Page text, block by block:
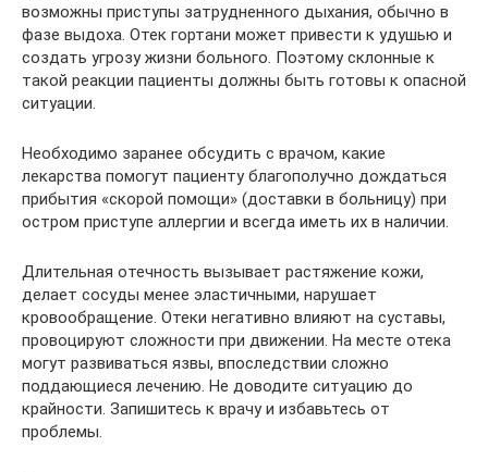
возможны приступы затрудненного дыхания, обычно в
фазе выдоха. Отек гортани может привести к удушью и
создать угрозу жизни больного. Поэтому склонные к
такой реакции пациенты должны быть готовы к опасной
ситуации.
Необходимо заранее обсудить с врачом, какие
лекарства помогут пациенту благополучно дождаться
прибытия «скорой помощи» (доставки в больницу) при
остром приступе аллергии и всегда иметь их в наличии.
Длительная отечность вызывает растяжение кожи,
делает сосуды менее эластичными, нарушает
кровообращение. Отеки негативно влияют на суставы,
провоцируют сложности при движении. На месте отека
могут развиваться язвы, впоследствии сложно
поддающиеся лечению. Не доводите ситуацию до
крайности. Запишитесь к врачу и избавьтесь от
проблемы.